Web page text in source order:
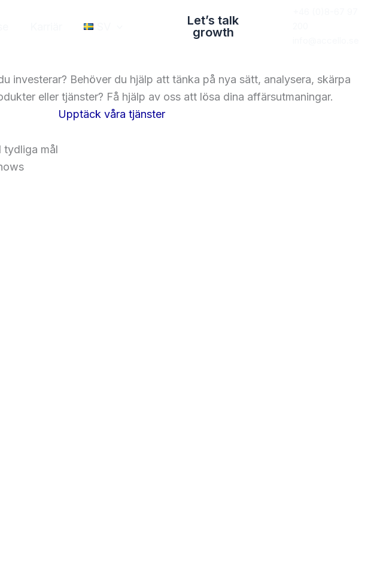
Let’s talk
growth
investerar? Behöver du hjälp att tänka på nya sätt, analysera, skärpa
eller tjänster? Få hjälp av oss att lösa dina affärsutmaningar.
tydliga mål
Upptäck våra tjänster